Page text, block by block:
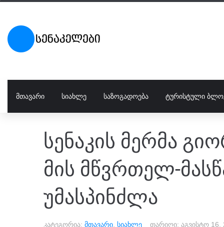
ᲛᲗᲐᲕᲐᲠᲘ ᲡᲘᲐᲮᲚᲔ ᲡᲐᲖᲝᲒᲐᲓᲝᲔᲑᲐ ᲢᲣᲠᲘᲡᲢᲣᲚᲘ
სენაკის მერმა
მის მწვრთელ-
უმასპინძლა
კატეგორია: მთავარი სიახლე თარიღი: აგვისტო 16,